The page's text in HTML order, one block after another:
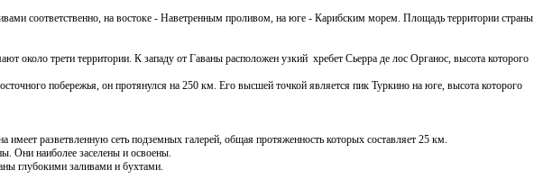
соответственно, на востоке - Наветренным проливом, на юге - Карибским морем. Площадь территории страны
около трети территории. К западу от Гаваны расположен узкий хребет Сьерра де лос Органос, высота которого
побережья, он протянулся на 250 км. Его высшей точкой является пик Туркино на юге, высота которого
разветвленную сеть подземных галерей, общая протяженность которых составляет 25 км.
Они наиболее заселены и освоены.
глубокими заливами и бухтами.